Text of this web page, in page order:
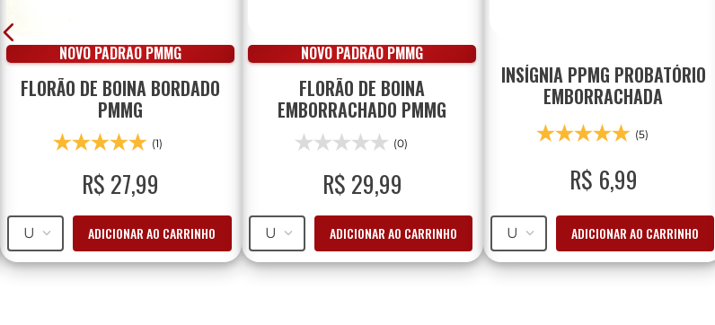
NOVO PADRÃO PMMG
FLORÃO DE BOINA BORDADO
PMMG
(1)
R$ 27,99
U ADICIONAR AO CARRINHO
NOVO PADRÃO PMMG
FLORÃO DE BOINA
EMBORRACHADO PMMG
(0)
R$ 29,99
U ADICIONAR AO CARRINHO
INSÍGNIA PPMG PROBATÓRIO
EMBORRACHADA
(5)
R$ 6,99
U ADICIONAR AO CARRINHO